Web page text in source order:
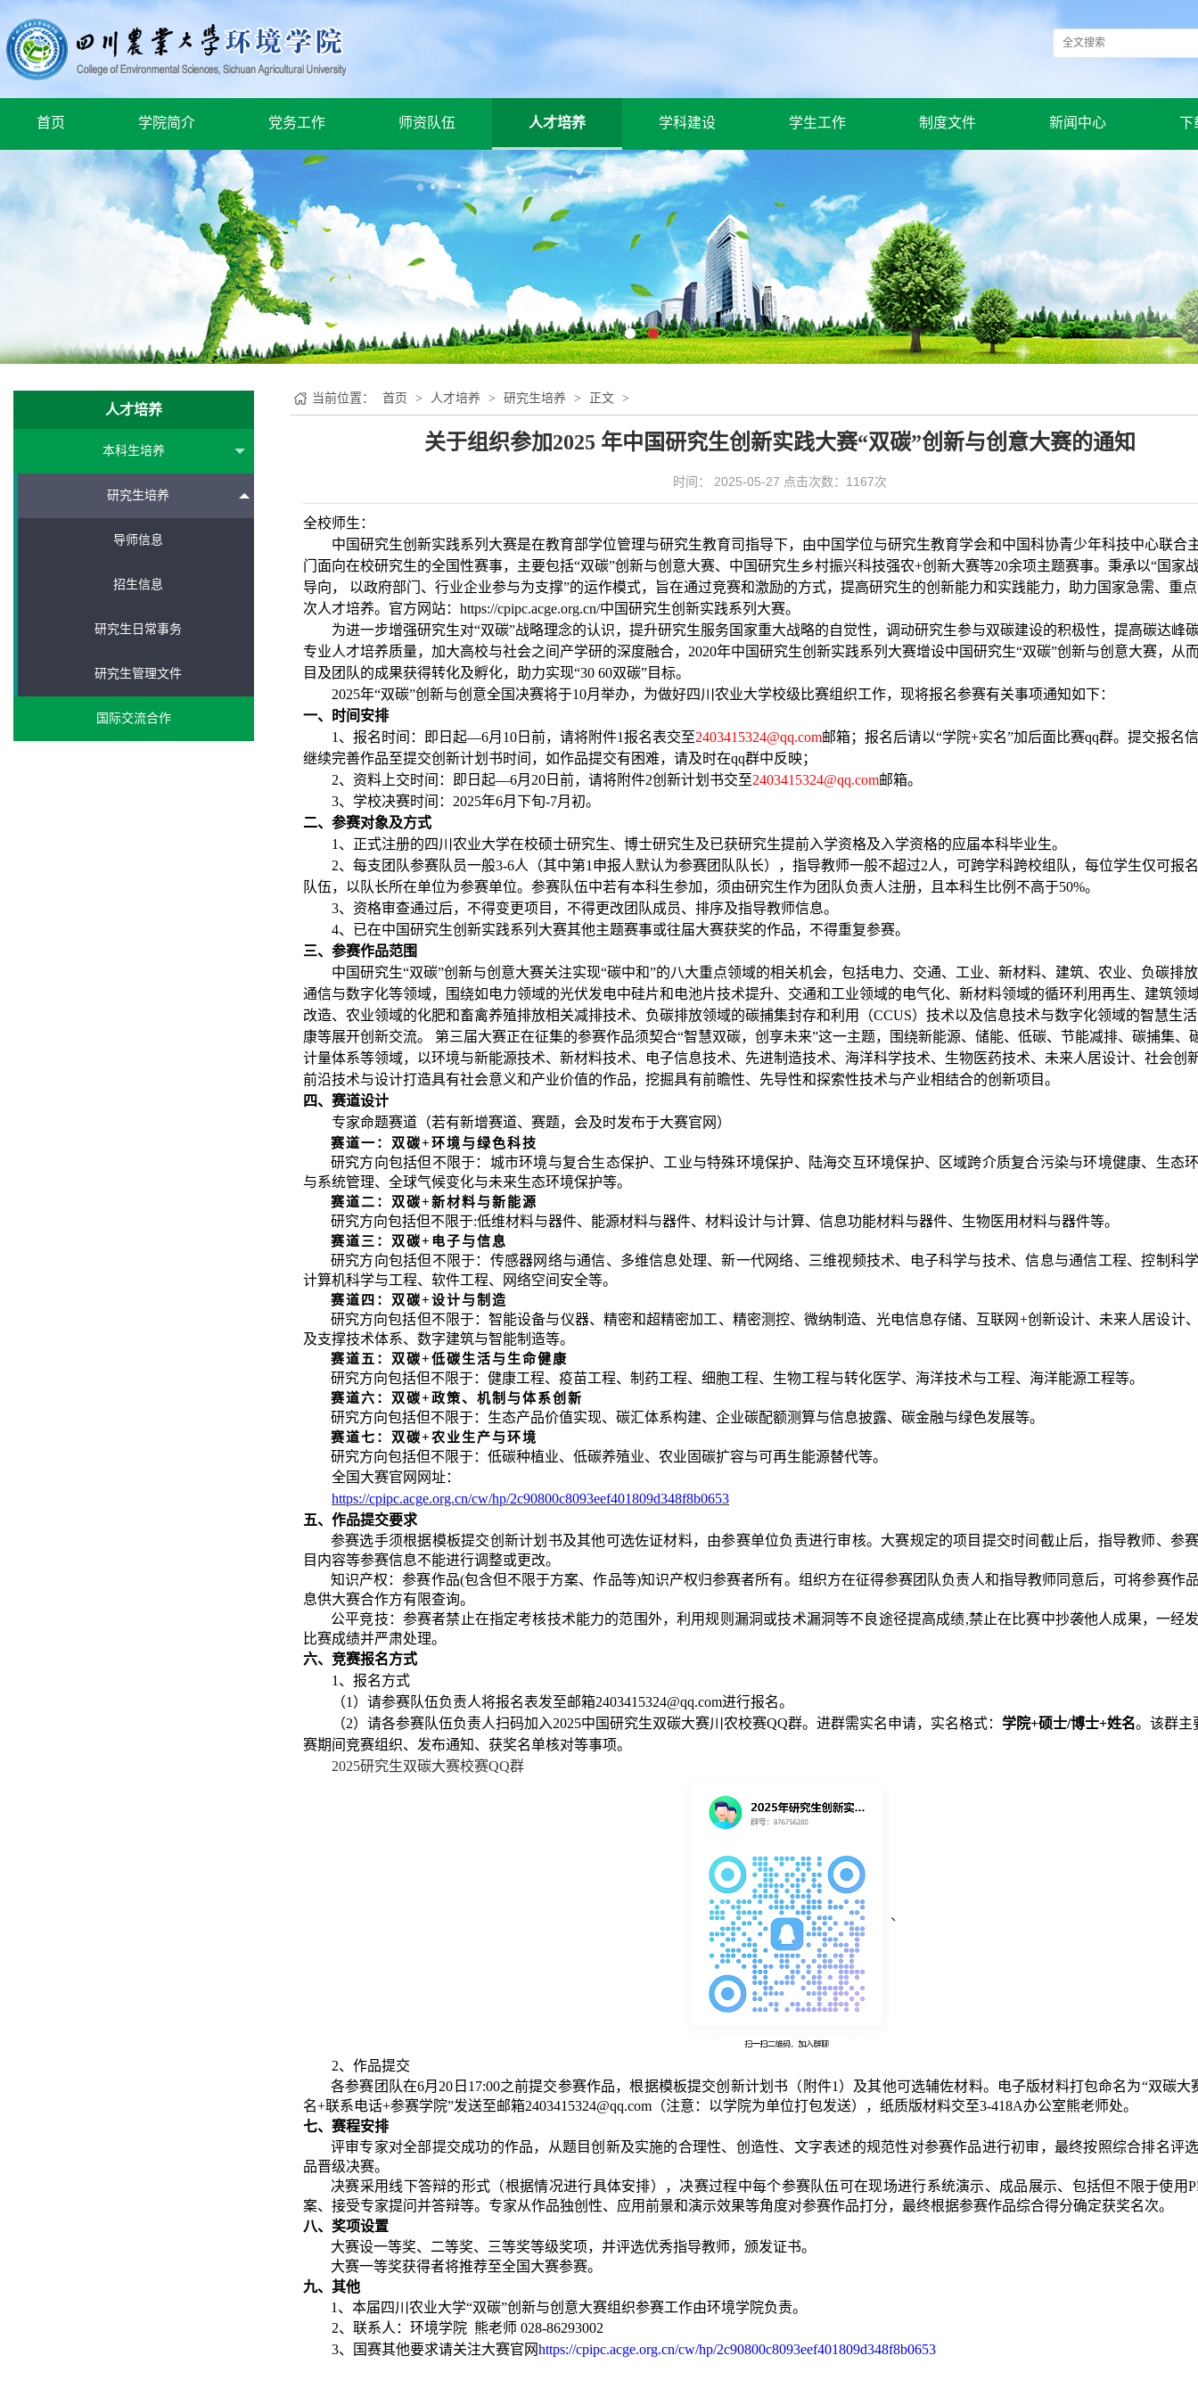
首页 学院简介 党务工作 师资队伍 人才培养 学科建设 学生工作 制度文件 新闻中心 下
人才培养
本科生培养
研究生培养
导师信息
招生信息
研究生日常事务
研究生管理文件
国际交流合作
当前位置： 首页 > 人才培养 > 研究生培养 > 正文 >
关于组织参加2025 年中国研究生创新实践大赛“双碳”创新与创意大赛的通知
时间： 2025-05-27 点击次数： 1167次
全校师生：
中国研究生创新实践系列大赛是在教育部学位管理与研究生教育司指导下，由中国学位与研究生教育学会和中国科协青少年科技中心联合
门面向在校研究生的全国性赛事，主要包括“双碳”创新与创意大赛、中国研究生乡村振兴科技强农+创新大赛等20余项主题赛事。秉承以“国家
导向， 以政府部门、行业企业参与为支撑”的运作模式，旨在通过竞赛和激励的方式，提高研究生的创新能力和实践能力，助力国家急需、重
次人才培养。官方网站：https://cpipc.acge.org.cn/中国研究生创新实践系列大赛。
为进一步增强研究生对“双碳”战略理念的认识，提升研究生服务国家重大战略的自觉性，调动研究生参与双碳建设的积极性，提高碳达峰
专业人才培养质量，加大高校与社会之间产学研的深度融合，2020年中国研究生创新实践系列大赛增设中国研究生“双碳”创新与创意大赛，从
目及团队的成果获得转化及孵化，助力实现“30 60双碳”目标。
2025年“双碳”创新与创意全国决赛将于10月举办，为做好四川农业大学校级比赛组织工作，现将报名参赛有关事项通知如下：
一、时间安排
1、报名时间：即日起—6月10日前，请将附件1报名表交至2403415324@qq.com邮箱；报名后请以“学院+实名”加后面比赛qq群。提交报名
继续完善作品至提交创新计划书时间，如作品提交有困难，请及时在qq群中反映；
2、资料上交时间：即日起—6月20日前，请将附件2创新计划书交至2403415324@qq.com邮箱。
3、学校决赛时间：2025年6月下旬-7月初。
二、参赛对象及方式
1、正式注册的四川农业大学在校硕士研究生、博士研究生及已获研究生提前入学资格及入学资格的应届本科毕业生。
2、每支团队参赛队员一般3-6人（其中第1申报人默认为参赛团队队长），指导教师一般不超过2人，可跨学科跨校组队，每位学生仅可报
队伍，以队长所在单位为参赛单位。参赛队伍中若有本科生参加，须由研究生作为团队负责人注册，且本科生比例不高于50%。
3、资格审查通过后，不得变更项目，不得更改团队成员、排序及指导教师信息。
4、已在中国研究生创新实践系列大赛其他主题赛事或往届大赛获奖的作品，不得重复参赛。
三、参赛作品范围
中国研究生“双碳”创新与创意大赛关注实现“碳中和”的八大重点领域的相关机会，包括电力、交通、工业、新材料、建筑、农业、负碳排
通信与数字化等领域，围绕如电力领域的光伏发电中硅片和电池片技术提升、交通和工业领域的电气化、新材料领域的循环利用再生、建筑领
改造、农业领域的化肥和畜禽养殖排放相关减排技术、负碳排放领域的碳捕集封存和利用（CCUS）技术以及信息技术与数字化领域的智慧生
康等展开创新交流。 第三届大赛正在征集的参赛作品须契合“智慧双碳，创享未来”这一主题，围绕新能源、储能、低碳、节能减排、碳捕集、
计量体系等领域，以环境与新能源技术、新材料技术、电子信息技术、先进制造技术、海洋科学技术、生物医药技术、未来人居设计、社会创
前沿技术与设计打造具有社会意义和产业价值的作品，挖掘具有前瞻性、先导性和探索性技术与产业相结合的创新项目。
四、赛道设计
专家命题赛道（若有新增赛道、赛题，会及时发布于大赛官网）
赛道一：双碳+环境与绿色科技
研究方向包括但不限于：城市环境与复合生态保护、工业与特殊环境保护、陆海交互环境保护、区域跨介质复合污染与环境健康、生态
与系统管理、全球气候变化与未来生态环境保护等。
赛道二：双碳+新材料与新能源
研究方向包括但不限于:低维材料与器件、能源材料与器件、材料设计与计算、信息功能材料与器件、生物医用材料与器件等。
赛道三：双碳+电子与信息
研究方向包括但不限于：传感器网络与通信、多维信息处理、新一代网络、三维视频技术、电子科学与技术、信息与通信工程、控制科
计算机科学与工程、软件工程、网络空间安全等。
赛道四：双碳+设计与制造
研究方向包括但不限于：智能设备与仪器、精密和超精密加工、精密测控、微纳制造、光电信息存储、互联网 +创新设计、未来人居设计
及支撑技术体系、数字建筑与智能制造等。
赛道五：双碳+低碳生活与生命健康
研究方向包括但不限于：健康工程、疫苗工程、制药工程、细胞工程、生物工程与转化医学、海洋技术与工程、海洋能源工程等。
赛道六：双碳+政策、机制与体系创新
研究方向包括但不限于：生态产品价值实现、碳汇体系构建、企业碳配额测算与信息披露、碳金融与绿色发展等。
赛道七：双碳+农业生产与环境
研究方向包括但不限于：低碳种植业、低碳养殖业、农业固碳扩容与可再生能源替代等。
全国大赛官网网址：
https://cpipc.acge.org.cn/cw/hp/2c90800c8093eef401809d348f8b0653
五、作品提交要求
参赛选手须根据模板提交创新计划书及其他可选佐证材料，由参赛单位负责进行审核。大赛规定的项目提交时间截止后，指导教师、参
目内容等参赛信息不能进行调整或更改。
知识产权：参赛作品(包含但不限于方案、作品等)知识产权归参赛者所有。组织方在征得参赛团队负责人和指导教师同意后，可将参赛作
息供大赛合作方有限查询。
公平竞技：参赛者禁止在指定考核技术能力的范围外，利用规则漏洞或技术漏洞等不良途径提高成绩,禁止在比赛中抄袭他人成果，一经
比赛成绩并严肃处理。
六、竞赛报名方式
1、报名方式
（1）请参赛队伍负责人将报名表发至邮箱2403415324@qq.com进行报名。
（2）请各参赛队伍负责人扫码加入2025中国研究生双碳大赛川农校赛QQ群。进群需实名申请，实名格式： 学院+硕士/博士+姓名。该群主
赛期间竞赛组织、发布通知、获奖名单核对等事项。
2025研究生双碳大赛校赛QQ群
、
2、作品提交
各参赛团队在6月20日17:00之前提交参赛作品，根据模板提交创新计划书（附件1）及其他可选辅佐材料。电子版材料打包命名为“双碳大
名+联系电话+参赛学院”发送至邮箱2403415324@qq.com（注意：以学院为单位打包发送），纸质版材料交至3-418A办公室熊老师处。
七、赛程安排
评审专家对全部提交成功的作品，从题目创新及实施的合理性、创造性、文字表述的规范性对参赛作品进行初审，最终按照综合排名评
品晋级决赛。
决赛采用线下答辩的形式（根据情况进行具体安排），决赛过程中每个参赛队伍可在现场进行系统演示、成品展示、包括但不限于使用
案、接受专家提问并答辩等。专家从作品独创性、应用前景和演示效果等角度对参赛作品打分，最终根据参赛作品综合得分确定获奖名次。
八、奖项设置
大赛设一等奖、二等奖、三等奖等级奖项，并评选优秀指导教师，颁发证书。
大赛一等奖获得者将推荐至全国大赛参赛。
九、其他
1、本届四川农业大学“双碳”创新与创意大赛组织参赛工作由环境学院负责。
2、联系人：环境学院 熊老师 028-86293002
3、国赛其他要求请关注大赛官网https://cpipc.acge.org.cn/cw/hp/2c90800c8093eef401809d348f8b0653